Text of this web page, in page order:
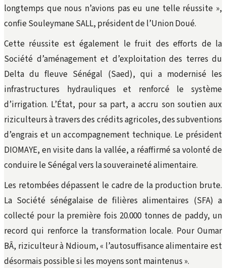
longtemps que nous n’avions pas eu une telle réussite »,
confie Souleymane SALL, président de l’Union Doué.
Cette réussite est également le fruit des efforts de la
Société d’aménagement et d’exploitation des terres du
Delta du fleuve Sénégal (Saed), qui a modernisé les
infrastructures hydrauliques et renforcé le système
d’irrigation. L’État, pour sa part, a accru son soutien aux
riziculteurs à travers des crédits agricoles, des subventions
d’engrais et un accompagnement technique. Le président
DIOMAYE, en visite dans la vallée, a réaffirmé sa volonté de
conduire le Sénégal vers la souveraineté alimentaire.
Les retombées dépassent le cadre de la production brute.
La Société sénégalaise de filières alimentaires (SFA) a
collecté pour la première fois 20.000 tonnes de paddy, un
record qui renforce la transformation locale. Pour Oumar
BÂ, riziculteur à Ndioum, « l’autosuffisance alimentaire est
désormais possible si les moyens sont maintenus ».